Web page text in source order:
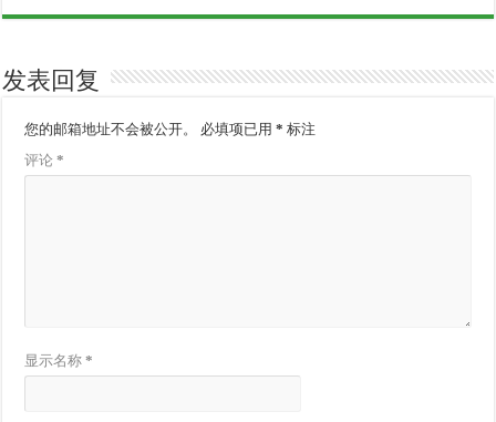
发表回复
您的邮箱地址不会被公开。 必填项已用* 标注
评论*
显示名称*